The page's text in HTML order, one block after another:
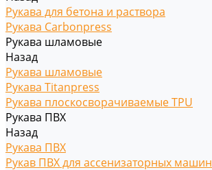
Рукава для бетона и раствора
Рукава Carbonpress
Рукава шламовые
Назад
Рукава шламовые
Рукава Titanpress
Рукава плоскосворачиваемые TPU
Рукава ПВХ
Назад
Рукава ПВХ
Рукав ПВХ для ассенизаторных машин